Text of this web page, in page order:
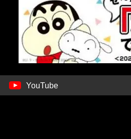
YouTube